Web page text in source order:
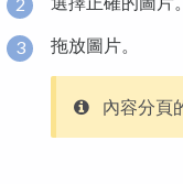
拖放圖片。
內容分頁